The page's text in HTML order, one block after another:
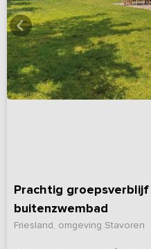
Prachtig
buitenzwembad
Friesland, omgeving Stavoren